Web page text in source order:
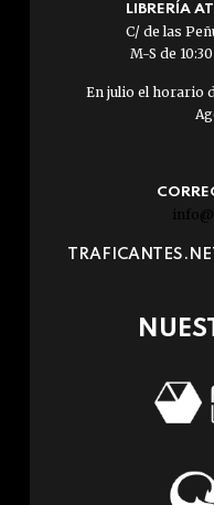
LIBRERÍA
C/ de las
M-S de
En julio el horario